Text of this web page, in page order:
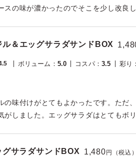
スの味が濃かったのでそこを少し改良
ル＆エッグサラダサンドBOX
ボリューム ： 5.0 コスパ： 3.5 彩り
の味付けがとてもよかったです。ただ
がしました。エッグサラダはとてもボ
グサラダサンドBOX 1,480円（税込）